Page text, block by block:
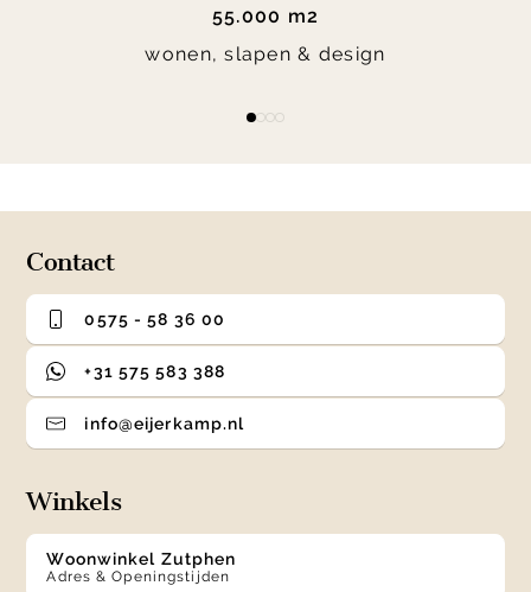
55.000 m2
wonen, slapen & design
Contact
0575 - 58 36 00
+31 575 583 388
info@eijerkamp.nl
Winkels
Woonwinkel Zutphen
Adres & Openingstijden